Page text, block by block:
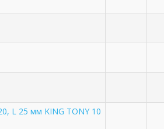
L 25 мм KING TONY 10